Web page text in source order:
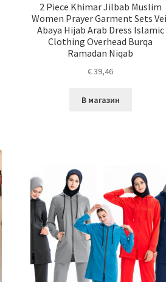
2 Piece Khimar Jilbab Muslim
Women Prayer Garment Sets
Abaya Hijab Arab Dress Islamic
Clothing Overhead Burqa
Ramadan Niqab
€39,46
В магазин